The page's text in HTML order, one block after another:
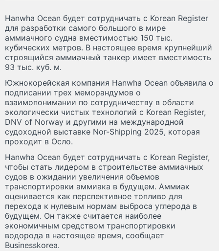
Hanwha Ocean будет сотрудничать с Korean Register
для разработки самого большого в мире
аммиачного судна вместимостью 150 тыс.
кубических метров. В настоящее время крупнейший
строящийся аммиачный танкер имеет вместимость
93 тыс. куб. м.
Южнокорейская компания Hanwha Ocean объявила о
подписании трех меморандумов о
взаимопонимании по сотрудничеству в области
экологически чистых технологий с Korean Register,
DNV of Norway и другими на международной
судоходной выставке Nor-Shipping 2025, которая
проходит в Осло.
Hanwha Ocean будет сотрудничать с Korean Register,
чтобы стать лидером в строительстве аммиачных
судов в ожидании увеличения объемов
транспортировки аммиака в будущем. Аммиак
оценивается как перспективное топливо для
перехода к нулевым нормам выброса углерода в
будущем. Он также считается наиболее
экономичным средством транспортировки
водорода в настоящее время, сообщает
Businesskorea.